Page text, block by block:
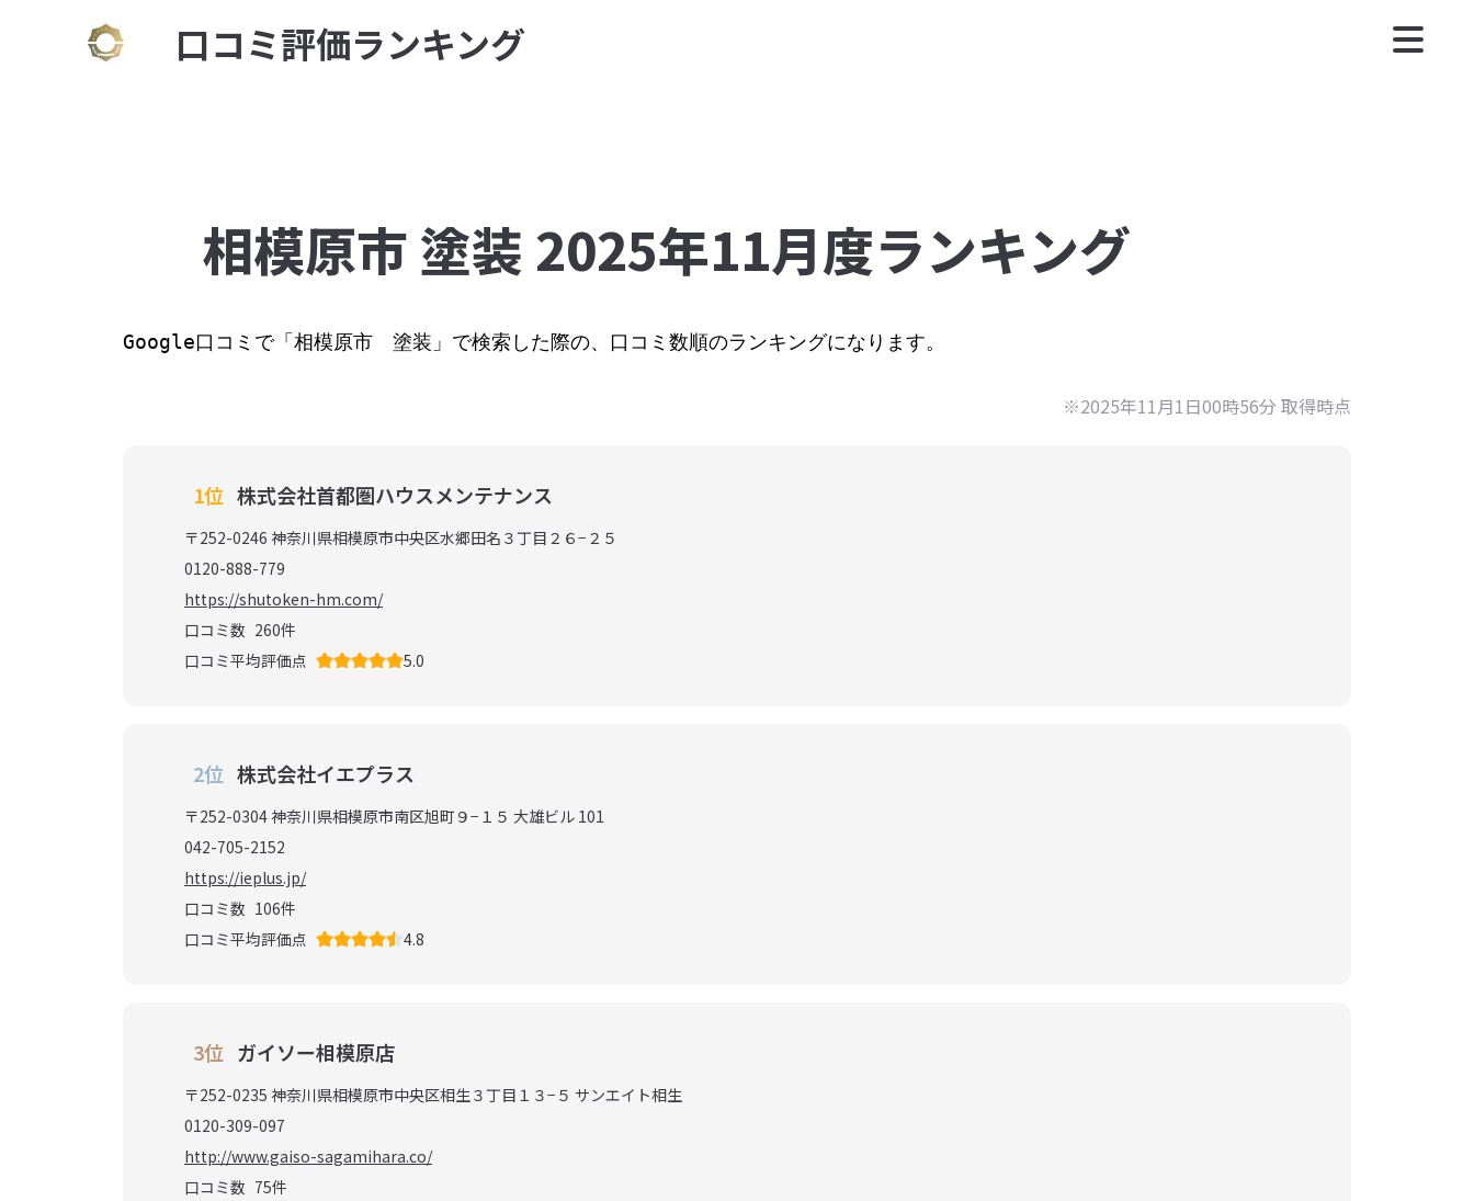
⼝コミ評価ランキング
相模原市 塗装 2025年11月度ランキング
Google⼝コミで「相模原市　塗装」で検索した際の、口コミ数順のランキングになります。
※2025年11月1日00時56分 取得時点
1位 株式会社首都圏ハウスメンテナンス
〒252-0246 神奈川県相模原市中央区水郷田名３丁目２６−２５
0120-888-779
https://shutoken-hm.com/
口コミ数 260件
口コミ平均評価点
5.0
2位 株式会社イエプラス
〒252-0304 神奈川県相模原市南区旭町９−１５ 大雄ビル 101
042-705-2152
https://ieplus.jp/
口コミ数 106件
口コミ平均評価点
4.8
3位 ガイソー相模原店
〒252-0235 神奈川県相模原市中央区相生３丁目１３−５ サンエイト相生
0120-309-097
http://www.gaiso-sagamihara.co/
口コミ数 75件